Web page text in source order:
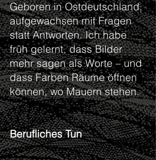
Geboren in Ostdeutschland,
aufgewachsen mit Fragen
statt Antworten. Ich habe
früh gelernt, dass Bilder
mehr sagen als Worte – und
dass Farben Räume öffnen
können, wo Mauern stehen.
Berufliches Tun